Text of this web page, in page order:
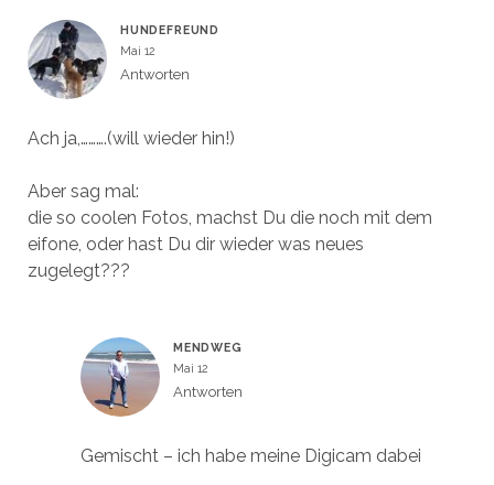
HUNDEFREUND
Mai 12
Antworten
Ach ja,……….(will wieder hin!)
Aber sag mal:
die so coolen Fotos, machst Du die noch mit dem
eifone, oder hast Du dir wieder was neues
zugelegt???
MENDWEG
Mai 12
Antworten
Gemischt – ich habe meine Digicam dabei